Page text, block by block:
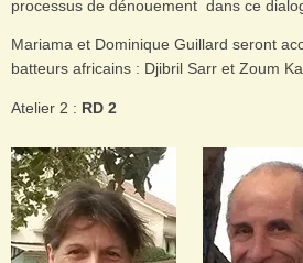
processus de dénouement dans ce
Mariama et Dominique Guillard seront
batteurs africains : Djibril Sarr et Zoum
Atelier 2 : RD 2